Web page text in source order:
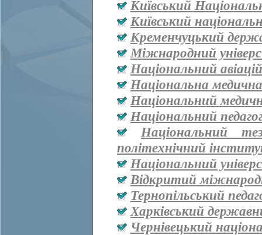
Київський
Київський
Кременчуцький
Міжнародний
Національний
Національна медична
Національний
Національний
Національний
політехнічний
Національний
Відкритий
Тернопільський
Харківський
Чернівецький